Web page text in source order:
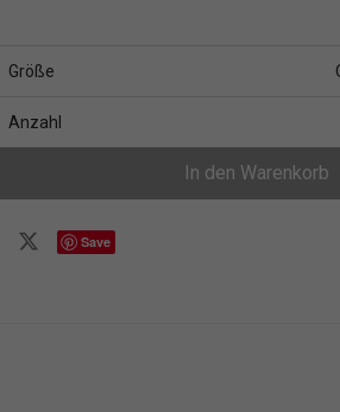
Größe
Anzahl
In den Warenkorb
Save